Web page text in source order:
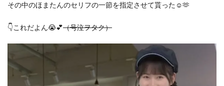
その中のほまたんのセリフの一節を指定させて貰った☺️🫶
👇これだよん😭💕（号泣ヲタク）